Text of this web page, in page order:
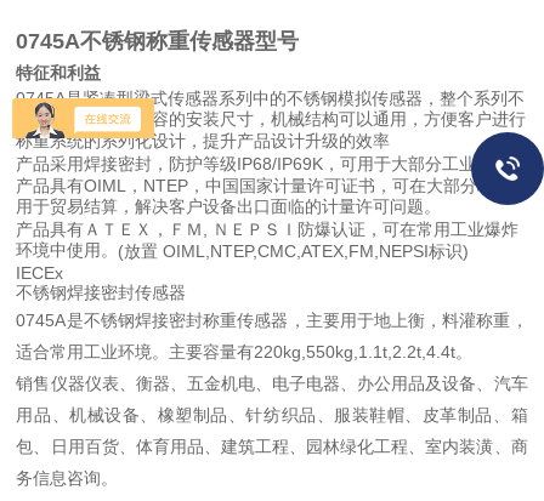
0745A不锈钢称重传感器型号
特征和利益
0745A是紧凑型梁式传感器系列中的不锈钢模拟传感器，整个系列不
同型号之间采用兼容的安装尺寸，机械结构可以通用，方便客户进行
称重系统的系列化设计，提升产品设计升级的效率
产品采用焊接密封，防护等级IP68/IP69K ，可用于大部分工业环境。
产品具有OIML ， NTEP ，中国国家计量许可证书，可在大部分地区
用于贸易结算，解决客户设备出口面临的计量许可问题。
产品具有ＡＴＥＸ，ＦＭ ＮＥＰＳＩ防爆认证，可在常用工业爆炸
环境中使用。 (放置 OIML,NTEP,CMC,ATEX,FM,NEPSI标识)
IECEx
不锈钢焊接密封传感器
0745A是不锈钢焊接密封称重传感器，主要用于地上衡，料灌称重，
适合常用工业环境。主要容量有220kg,550kg,1.1t,2.2t,4.4t。
销售仪器仪表、衡器、五金机电、电子电器、办公用品及设备、汽车
用品、机械设备、橡塑制品、针纺织品、服装鞋帽、皮革制品、箱
包、日用百货、体育用品、建筑工程、园林绿化工程、室内装潢、商
务信息咨询。